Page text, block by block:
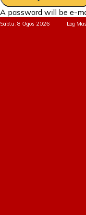
A password will be e-
Sabtu, 8 Ogos 2026 Log